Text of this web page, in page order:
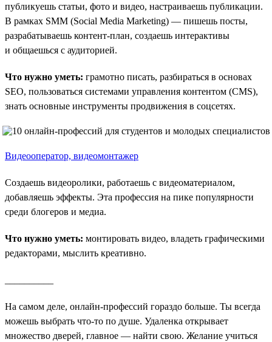
публикуешь статьи, фото и видео, настраиваешь публикации.
В рамках SMM (Social Media Marketing) — пишешь посты,
разрабатываешь контент-план, создаешь интерактивы
и общаешься с аудиторией.
Что нужно уметь: грамотно писать, разбираться в основах
SEO, пользоваться системами управления контентом (CMS),
знать основные инструменты продвижения в соцсетях.
Видеооператор, видеомонтажер
Создаешь видеоролики, работаешь с видеоматериалом,
добавляешь эффекты. Эта профессия на пике популярности
среди блогеров и медиа.
Что нужно уметь: монтировать видео, владеть графическими
редакторами, мыслить креативно.
На самом деле, онлайн-профессий гораздо больше. Ты всегда
можешь выбрать что-то по душе. Удаленка открывает
множество дверей, главное — найти свою. Желание учиться